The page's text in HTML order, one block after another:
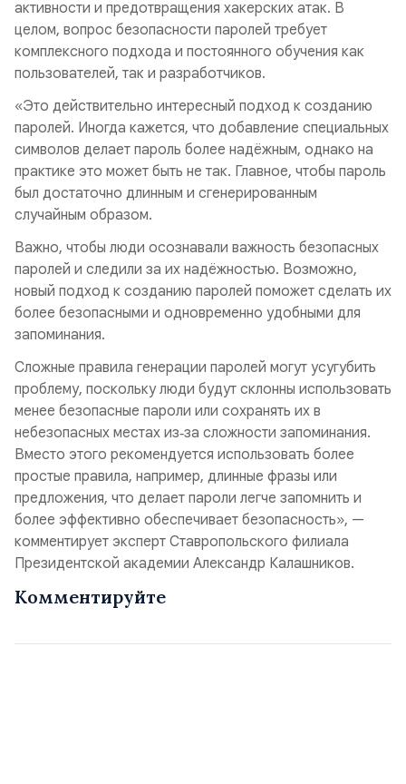
активности и предотвращения хакерских атак. В
целом, вопрос безопасности паролей требует
комплексного подхода и постоянного обучения как
пользователей, так и разработчиков.
«Это действительно интересный подход к созданию
паролей. Иногда кажется, что добавление специальных
символов делает пароль более надёжным, однако на
практике это может быть не так. Главное, чтобы пароль
был достаточно длинным и сгенерированным
случайным образом.
Важно, чтобы люди осознавали важность безопасных
паролей и следили за их надёжностью. Возможно,
новый подход к созданию паролей поможет сделать их
более безопасными и одновременно удобными для
запоминания.
Сложные правила генерации паролей могут усугубить
проблему, поскольку люди будут склонны использовать
менее безопасные пароли или сохранять их в
небезопасных местах из‑за сложности запоминания.
Вместо этого рекомендуется использовать более
простые правила, например, длинные фразы или
предложения, что делает пароли легче запомнить и
более эффективно обеспечивает безопасность», —
комментирует эксперт Ставропольского филиала
Президентской академии Александр Калашников.
Комментируйте